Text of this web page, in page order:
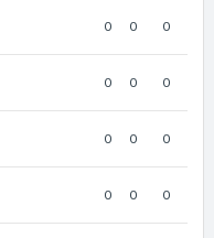
0 0 0
0 0 0
0 0 0
0 0 0